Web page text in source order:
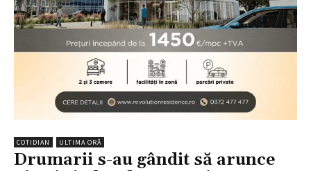
COTIDIAN ULTIMA ORĂ
Drumarii s-au gândit să arunce